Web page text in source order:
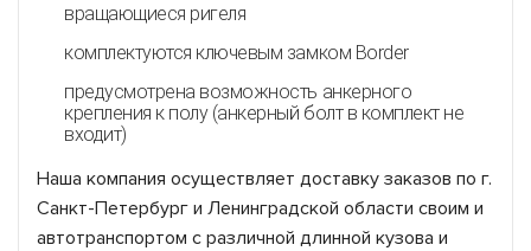
вращающиеся ригеля
комплектуются ключевым замком Border
предусмотрена возможность анкерного
крепления к полу (анкерный болт в комплект не
входит)
Наша компания осуществляет доставку заказов по г.
Санкт-Петербург и Ленинградской области своим и
автотранспортом с различной длинной кузова и